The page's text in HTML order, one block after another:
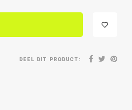
DEEL DIT PRODUCT: